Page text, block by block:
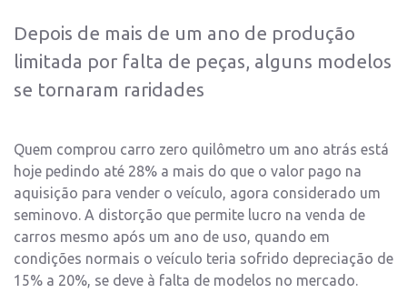
Depois de mais de um ano de produção
limitada por falta de peças, alguns modelos
se tornaram raridades
Quem comprou carro zero quilômetro um ano atrás está
hoje pedindo até 28% a mais do que o valor pago na
aquisição para vender o veículo, agora considerado um
seminovo. A distorção que permite lucro na venda de
carros mesmo após um ano de uso, quando em
condições normais o veículo teria sofrido depreciação de
15% a 20%, se deve à falta de modelos no mercado.